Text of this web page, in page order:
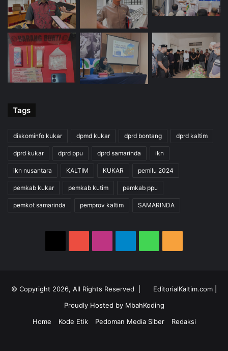
Tags
diskominfo kukar dpmd kukar dprd bontang dprd kaltim
dprd kukar dprd ppu dprd samarinda ikn
ikn nusantara KALTIM KUKAR pemilu 2024
pemkab kukar pemkab kutim pemkab ppu
pemkot samarinda pemprov kaltim SAMARINDA
© Copyright 2026, All Rights Reserved | EditorialKaltim.com
Proudly Hosted by MbahKoding
Home
Kode Etik Pedoman Media Siber Redaksi